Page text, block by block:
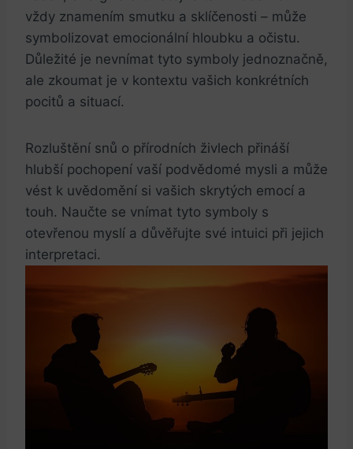
vždy znamením smutku a sklíčenosti – může
symbolizovat emocionální hloubku a očistu.
Důležité je nevnímat tyto symboly jednoznačně,
ale zkoumat je v kontextu vašich konkrétních
pocitů a situací.
Rozluštění snů o přírodních živlech přináší
hlubší pochopení vaší podvědomé mysli a může
vést k uvědomění si vašich skrytých emocí a
touh. Naučte se vnímat tyto symboly s
otevřenou myslí a důvěřujte své intuici při jejich
interpretaci.